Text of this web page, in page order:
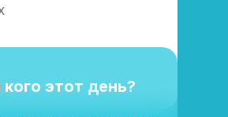
этот день?